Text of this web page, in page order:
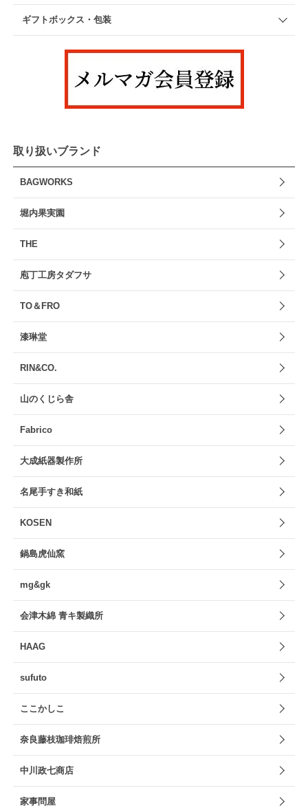
ギフトボックス・包装
取り扱いブランド
BAGWORKS
堀内果実園
THE
庖丁工房タダフサ
TO＆FRO
漆琳堂
RIN&CO.
山のくじら舎
Fabrico
大成紙器製作所
名尾手すき和紙
KOSEN
鍋島虎仙窯
mg&gk
会津木綿 青キ製織所
HAAG
sufuto
ここかしこ
奈良藤枝珈琲焙煎所
中川政七商店
家事問屋